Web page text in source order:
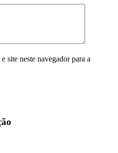
site neste navegador para a